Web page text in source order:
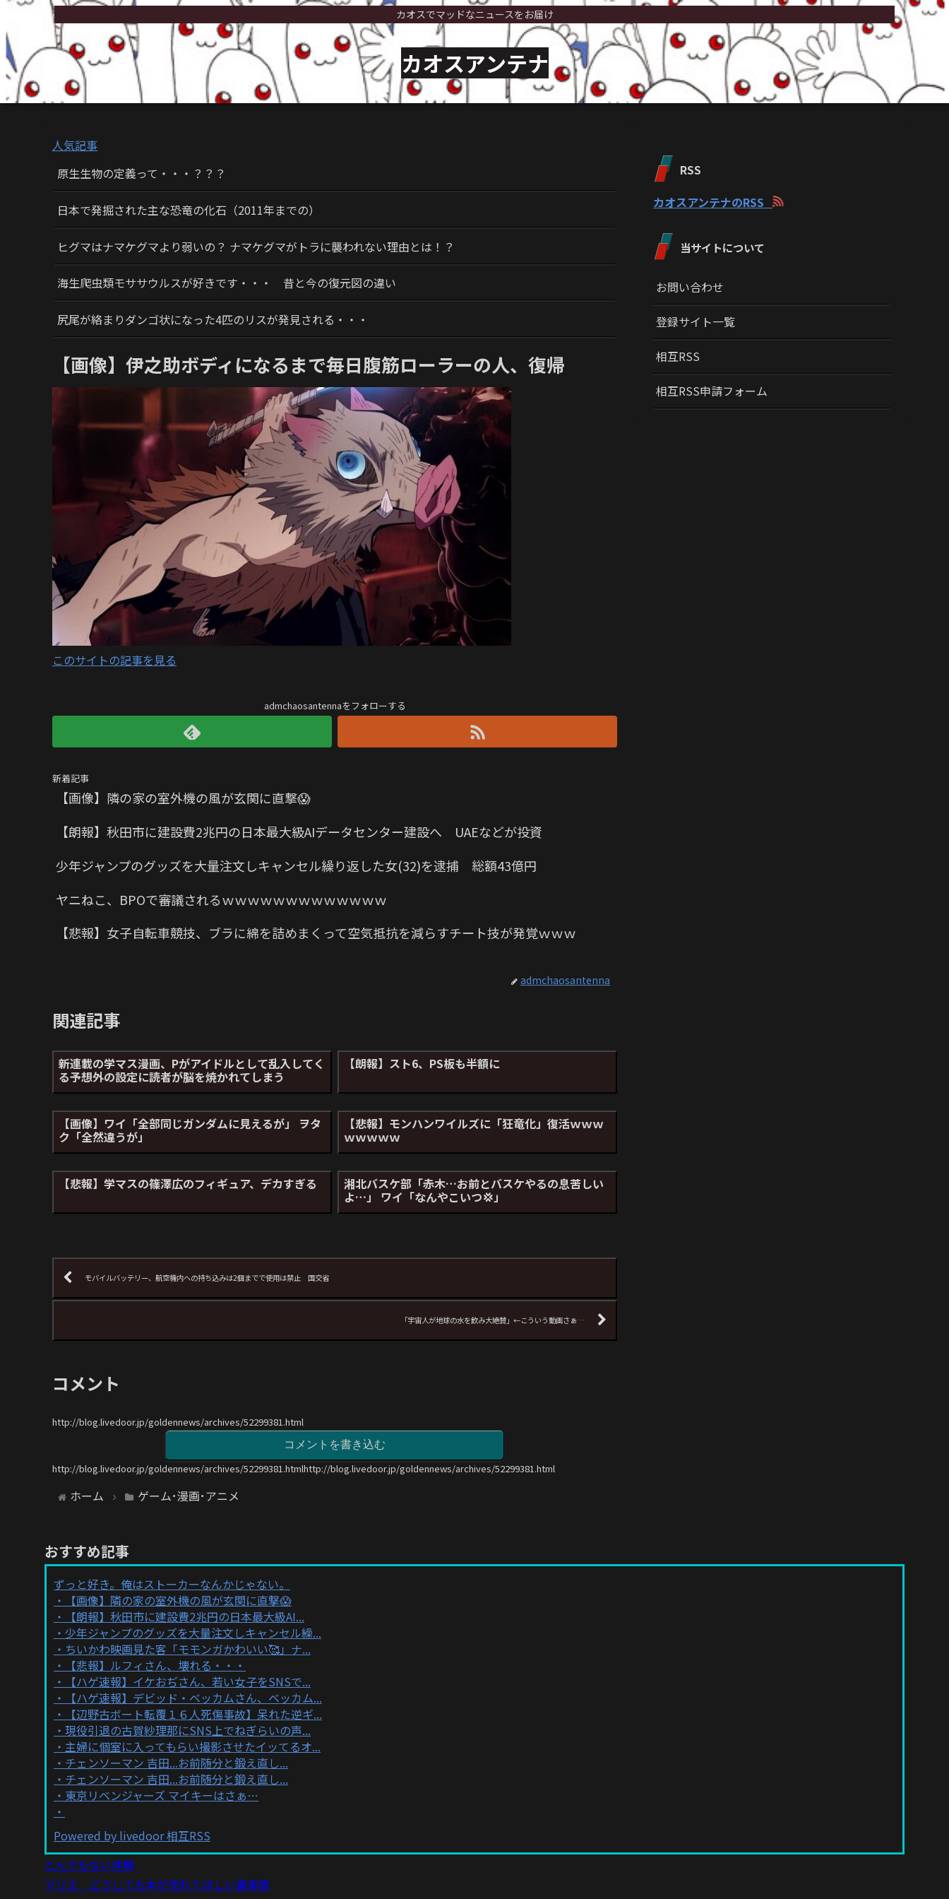
カオスでマッドなニュースをお届け
カオスアンテナ
人気記事
原生生物の定義って・・・？？？
日本で発掘された主な恐竜の化石（2011年までの）
ヒグマはナマケグマより弱いの？ ナマケグマがトラに襲われない理由とは！？
海生爬虫類モササウルスが好きです・・・ 昔と今の復元図の違い
尻尾が絡まりダンゴ状になった4匹のリスが発見される・・・
【画像】伊之助ボディになるまで毎日腹筋ローラーの人、復帰
このサイトの記事を見る
admchaosantennaをフォローする
新着記事
【画像】隣の家の室外機の風が玄関に直撃😱
【朗報】秋田市に建設費2兆円の日本最大級AIデータセンター建設へ UAEなどが投資
少年ジャンプのグッズを大量注文しキャンセル繰り返した女(32)を逮捕 総額43億円
ヤニねこ、BPOで審議されるｗｗｗｗｗｗｗｗｗｗｗｗｗ
【悲報】女子自転車競技、ブラに綿を詰めまくって空気抵抗を減らすチート技が発覚ｗｗｗ
admchaosantenna
関連記事
新連載の学マス漫画、Pがアイドルとして乱入してく
る予想外の設定に読者が脳を焼かれてしまう
【朗報】スト6、PS板も半額に
【画像】ワイ「全部同じガンダムに見えるが」 ヲタ
ク「全然違うが」
【悲報】モンハンワイルズに「狂竜化」復活ｗｗｗ
ｗｗｗｗｗ
【悲報】学マスの篠澤広のフィギュア、デカすぎる 湘北バスケ部「赤木…お前とバスケやるの息苦しい
よ…」 ワイ「なんやこいつ💢」
モバイルバッテリー、航空機内への持ち込みは2個までで使用は禁止 国交省
「宇宙人が地球の水を飲み大絶賛」←こういう動画さぁ…
コメント
http://blog.livedoor.jp/goldennews/archives/52299381.html
コメントを書き込む
http://blog.livedoor.jp/goldennews/archives/52299381.htmlhttp://blog.livedoor.jp/goldennews/archives/52299381.html
ホーム ゲーム･漫画･アニメ
RSS
カオスアンテナのRSS
当サイトについて
お問い合わせ
登録サイト一覧
相互RSS
相互RSS申請フォーム
おすすめ記事
ずっと好き。俺はストーカーなんかじゃない。
【画像】隣の家の室外機の風が玄関に直撃😱
【朗報】秋田市に建設費2兆円の日本最大級AI...
少年ジャンプのグッズを大量注文しキャンセル繰...
ちいかわ映画見た客「モモンガかわいい🥰」ナ...
【悲報】ルフィさん、壊れる・・・
【ハゲ速報】イケおぢさん、若い女子をSNSで...
【ハゲ速報】デビッド・ベッカムさん、ベッカム...
【辺野古ボート転覆１６人死傷事故】呆れた逆ギ...
現役引退の古賀紗理那にSNS上でねぎらいの声...
主婦に個室に入ってもらい撮影させたイッてるオ...
チェンソーマン 吉田...お前随分と鍛え直し...
チェンソーマン 吉田...お前随分と鍛え直し...
東京リベンジャーズ マイキーはさぁ…
Powered by livedoor 相互RSS
とんでもない体験
マリエ どうしても本が売れてほしい裏事情